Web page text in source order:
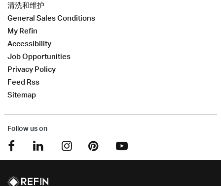
清洗和维护
General Sales Conditions
My Refin
Accessibility
Job Opportunities
Privacy Policy
Feed Rss
Sitemap
Follow us on